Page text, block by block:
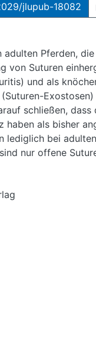
jlupub-18082
adulten Pferden,
von Suturen
und als
Exostosen)
schließen, dass
haben als bisher
lediglich bei
nur offene
beim Pferd mit 24
fehlen
zu sein.
von
Jahren zur
in 3D wurde das